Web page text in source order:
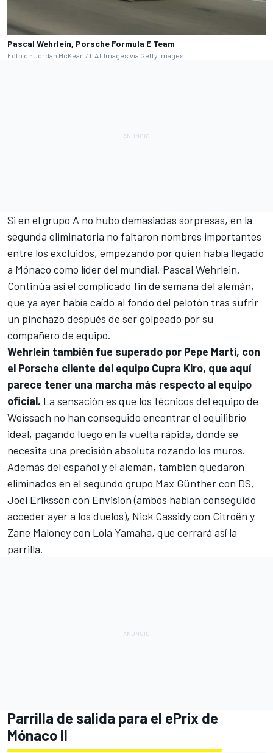
Pascal Wehrlein, Porsche Formula E Team
Foto di: Jordan McKean / LAT Images via Getty Images
Si en el grupo A no hubo demasiadas sorpresas, en la
segunda eliminatoria no faltaron nombres importantes
entre los excluidos, empezando por quien había llegado
a Mónaco como líder del mundial, Pascal Wehrlein.
Continúa así el complicado fin de semana del alemán,
que ya ayer había caído al fondo del pelotón tras sufrir
un pinchazo después de ser golpeado por su
compañero de equipo.
Wehrlein también fue superado por Pepe Martí, con
el Porsche cliente del equipo Cupra Kiro, que aquí
parece tener una marcha más respecto al equipo
oficial. La sensación es que los técnicos del equipo de
Weissach no han conseguido encontrar el equilibrio
ideal, pagando luego en la vuelta rápida, donde se
necesita una precisión absoluta rozando los muros.
Además del español y el alemán, también quedaron
eliminados en el segundo grupo Max Günther con DS,
Joel Eriksson con Envision (ambos habían conseguido
acceder ayer a los duelos), Nick Cassidycon Citroën y
Zane Maloneycon Lola Yamaha, que cerrará así la
parrilla.
Parrilla de salida para el ePrix de
Mónaco II